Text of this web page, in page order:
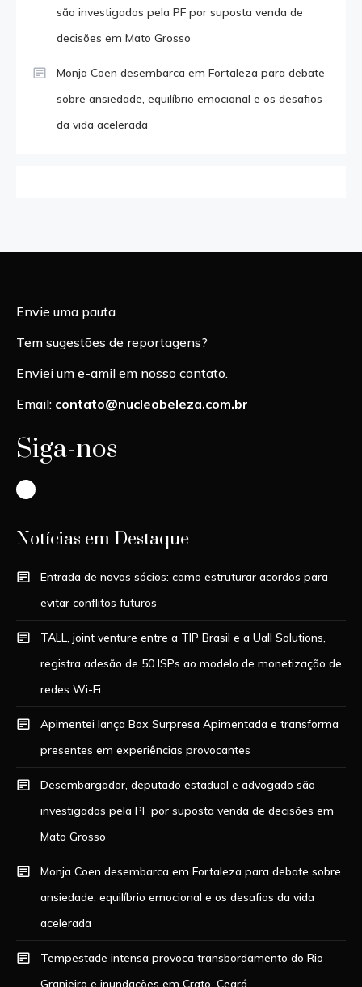
são investigados pela PF por suposta venda de
decisões em Mato Grosso
Monja Coen desembarca em Fortaleza para debate
sobre ansiedade, equilíbrio emocional e os desafios
da vida acelerada
Envie uma pauta
Tem sugestões de reportagens?
Enviei um e-amil em nosso contato.
Email: contato@nucleobeleza.com.br
Siga-nos
Instagram
Notícias em Destaque
Entrada de novos sócios: como estruturar acordos para
evitar conflitos futuros
TALL, joint venture entre a TIP Brasil e a Uall Solutions,
registra adesão de 50 ISPs ao modelo de monetização de
redes Wi-Fi
Apimentei lança Box Surpresa Apimentada e transforma
presentes em experiências provocantes
Desembargador, deputado estadual e advogado são
investigados pela PF por suposta venda de decisões em
Mato Grosso
Monja Coen desembarca em Fortaleza para debate sobre
ansiedade, equilíbrio emocional e os desafios da vida
acelerada
Tempestade intensa provoca transbordamento do Rio
Granjeiro e inundações em Crato, Ceará